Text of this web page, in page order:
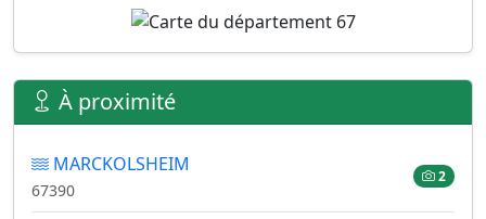
À proximité
MARCKOLSHEIM
67390
2